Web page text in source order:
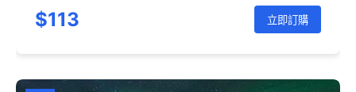
$113 立即訂購